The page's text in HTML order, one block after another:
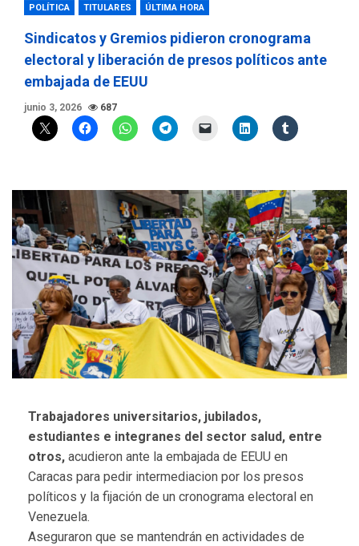
POLÍTICA TITULARES ÚLTIMA HORA
Sindicatos y Gremios pidieron cronograma
electoral y liberación de presos políticos ante
embajada de EEUU
junio 3, 2026 687
Trabajadores universitarios, jubilados,
estudiantes e integranes del sector salud, entre
otros, acudieron ante la embajada de EEUU en
Caracas para pedir intermediacion por los presos
políticos y la fijación de un cronograma electoral en
Venezuela.
Aseguraron que se mantendrán en actividades de